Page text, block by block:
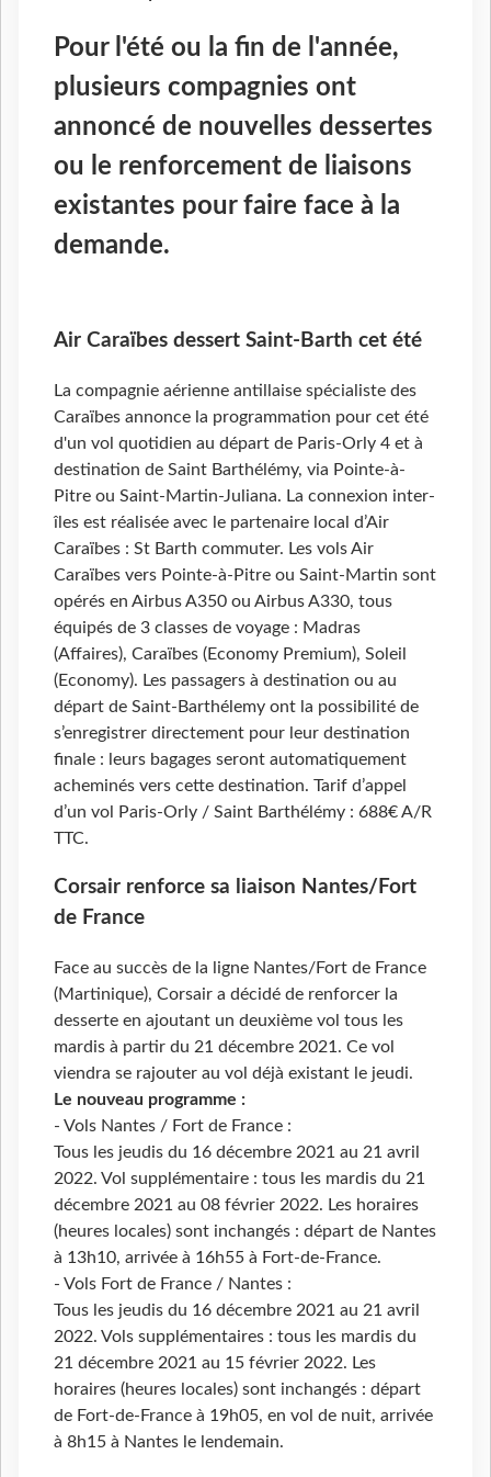
Pour l'été ou la fin de l'année,
plusieurs compagnies ont
annoncé de nouvelles dessertes
ou le renforcement de liaisons
existantes pour faire face à la
demande.
Air Caraïbes dessert Saint-Barth cet été
La compagnie aérienne antillaise spécialiste des
Caraïbes annonce la programmation pour cet été
d'un vol quotidien au départ de Paris-Orly 4 et à
destination de Saint Barthélémy, via Pointe-à-
Pitre ou Saint-Martin-Juliana. La connexion inter-
îles est réalisée avec le partenaire local d’Air
Caraïbes : St Barth commuter. Les vols Air
Caraïbes vers Pointe-à-Pitre ou Saint-Martin sont
opérés en Airbus A350 ou Airbus A330, tous
équipés de 3 classes de voyage : Madras
(Affaires), Caraïbes (Economy Premium), Soleil
(Economy). Les passagers à destination ou au
départ de Saint-Barthélemy ont la possibilité de
s’enregistrer directement pour leur destination
finale : leurs bagages seront automatiquement
acheminés vers cette destination. Tarif d’appel
d’un vol Paris-Orly / Saint Barthélémy : 688€ A/R
TTC.
Corsair renforce sa liaison Nantes/Fort
de France
Face au succès de la ligne Nantes/Fort de France
(Martinique), Corsair a décidé de renforcer la
desserte en ajoutant un deuxième vol tous les
mardis à partir du 21 décembre 2021. Ce vol
viendra se rajouter au vol déjà existant le jeudi.
Le nouveau programme :
- Vols Nantes / Fort de France :
Tous les jeudis du 16 décembre 2021 au 21 avril
2022. Vol supplémentaire : tous les mardis du 21
décembre 2021 au 08 février 2022. Les horaires
(heures locales) sont inchangés : départ de Nantes
à 13h10, arrivée à 16h55 à Fort-de-France.
- Vols Fort de France / Nantes :
Tous les jeudis du 16 décembre 2021 au 21 avril
2022. Vols supplémentaires : tous les mardis du
21 décembre 2021 au 15 février 2022. Les
horaires (heures locales) sont inchangés : départ
de Fort-de-France à 19h05, en vol de nuit, arrivée
à 8h15 à Nantes le lendemain.